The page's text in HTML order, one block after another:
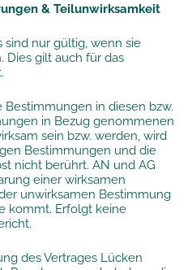
& Teilunwirksamkeit
sind nur gültig, wenn sie
Dies gilt auch für das
in diesen bzw.
in Bezug genommenen
sein bzw. werden, wird
Bestimmungen und die
nicht berührt. AN und AG
einer wirksamen
unwirksamen Bestimmung
kommt. Erfolgt keine
des Vertrages Lücken